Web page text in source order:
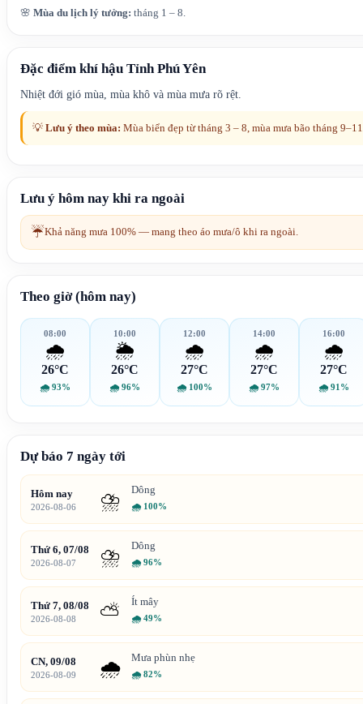
🌸 Mùa du lịch lý tưởng: tháng 1 – 8.
Đặc điểm khí hậu Tỉnh Phú Yên
Nhiệt đới gió mùa, mùa khô và mùa mưa rõ rệt.
💡 Lưu ý theo mùa: Mùa biển đẹp từ tháng 3 – 8, mùa mưa bão tháng
Lưu ý hôm nay khi ra ngoài
☔Khả năng mưa 100% — mang theo áo mưa/ô khi ra ngoài.
Theo giờ (hôm nay)
08:00
🌧️
26°C
🌧 93%
10:00
🌦️
26°C
🌧 96%
12:00
🌧️
27°C
🌧 100%
14:00
🌧️
27°C
🌧 97%
16:00
🌧️
27°C
🌧 91%
Dự báo 7 ngày tới
Hôm nay
2026-08-06 ⛈️ Dông
🌧 100%
Thứ 6, 07/08
2026-08-07 ⛈️ Dông
🌧 96%
Thứ 7, 08/08
2026-08-08 ⛅ Ít mây
🌧 49%
CN, 09/08
2026-08-09 🌧️ Mưa phùn nhẹ
🌧 82%